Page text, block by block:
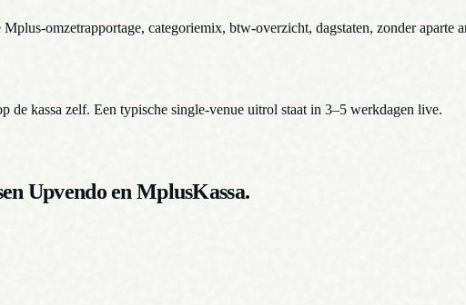
omzetrapportage, categoriemix, btw-overzicht, dagstaten, zonder aparte
kassa zelf. Een typische single-venue uitrol staat in 3–5 werkdagen live.
Upvendo en MplusKassa.